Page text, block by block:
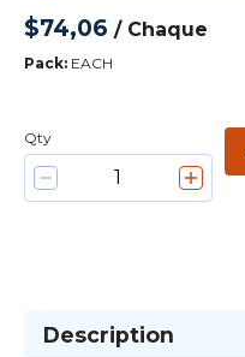
$74,06 / Chaque
Pack: EACH
Qty
Description